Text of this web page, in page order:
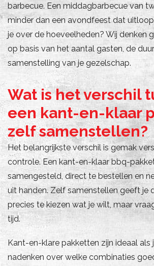
barbecue. Een middagbarbecue van
minder dan een avondfeest dat
je over de hoeveelheden? Wij denken
op basis van het aantal gasten, de
samenstelling van je gezelschap.
Wat is het verschil
een kant-en-klaar
zelf samenstellen?
Het belangrijkste verschil is gemak
controle. Een kant-en-klaar bbq-
samengesteld, direct te bestellen en
uit handen. Zelf samenstellen geeft je
precies te kiezen wat je wilt, maar
tijd.
Kant-en-klare pakketten zijn ideaal als
nadenken over welke combinaties